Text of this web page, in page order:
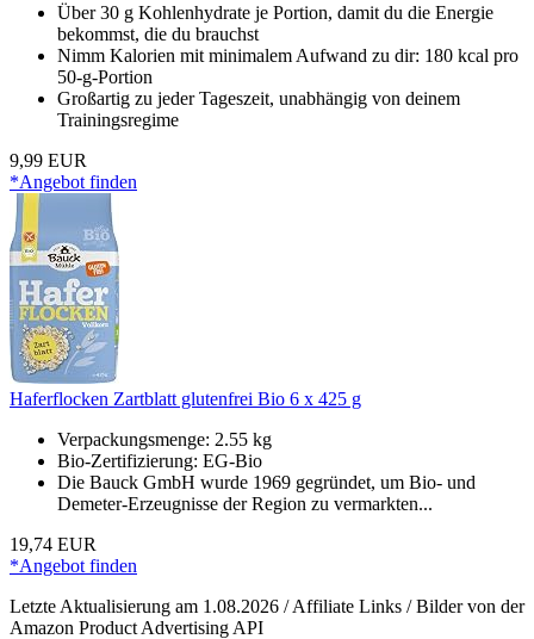
Über 30 g Kohlenhydrate je Portion, damit du die Energie
bekommst, die du brauchst
Nimm Kalorien mit minimalem Aufwand zu dir: 180 kcal pro
50-g-Portion
Großartig zu jeder Tageszeit, unabhängig von deinem
Trainingsregime
9,99 EUR
*Angebot finden
Haferflocken Zartblatt glutenfrei Bio 6 x 425 g
Verpackungsmenge: 2.55 kg
Bio-Zertifizierung: EG-Bio
Die Bauck GmbH wurde 1969 gegründet, um Bio- und
Demeter-Erzeugnisse der Region zu vermarkten...
19,74 EUR
*Angebot finden
Letzte Aktualisierung am 1.08.2026 / Affiliate Links / Bilder von der
Amazon Product Advertising API